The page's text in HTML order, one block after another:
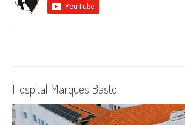
Hospital Marques Basto